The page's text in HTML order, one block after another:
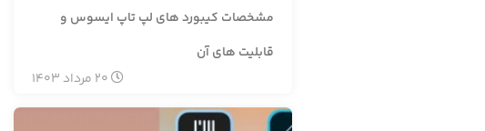
مشخصات کیبورد های لپ تاپ ایسوس و
قابلیت های آن
20 مرداد 1403